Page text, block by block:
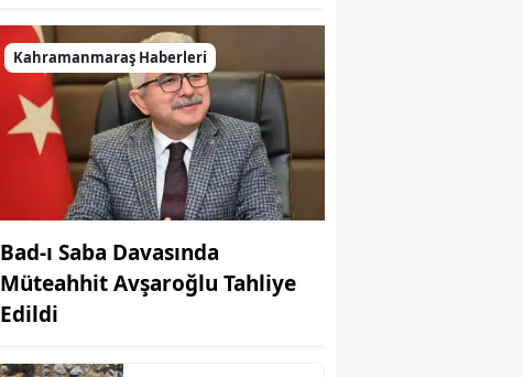
Kahramanmaraş Haberleri
Bad-ı Saba Davasında
Müteahhit Avşaroğlu Tahliye
Edildi